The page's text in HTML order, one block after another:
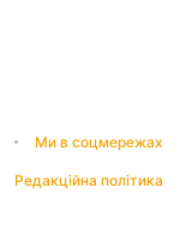
Ми в соцмережах
Редакційна політика